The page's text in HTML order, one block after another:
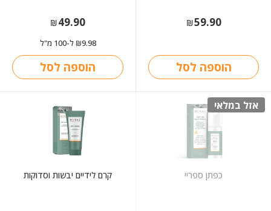
₪59.90
הוספה לסל
₪49.90
₪9.98 ל-100 מ"ל
הוספה לסל
אזל במלאי
כפתן ספריי קרם לידיים יבשות וסדוקות